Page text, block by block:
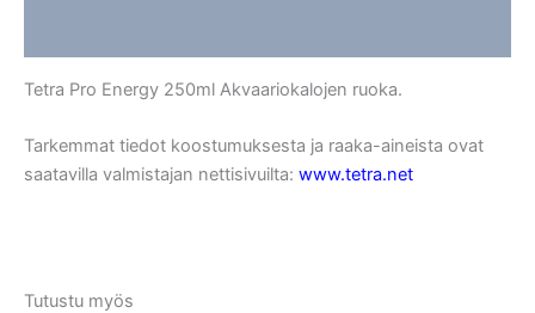
Tetra Pro Energy 250ml Akvaariokalojen ruoka.
Tarkemmat tiedot koostumuksesta ja raaka-aineista ovat
saatavilla valmistajan nettisivuilta: www.tetra.net
Tutustu myös